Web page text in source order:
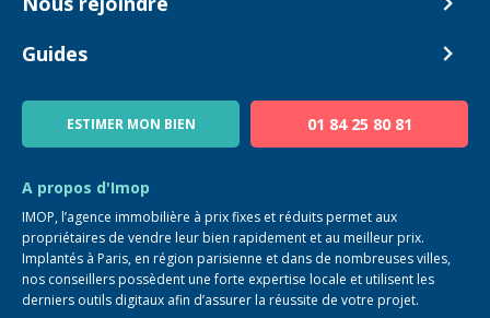
Devenir Conseiller
Guides
Blog
ESTIMER MON BIEN 01 84 25 80 81
A propos d'Imop
IMOP, l’agence immobilière à prix fixes et réduits permet aux
propriétaires de vendre leur bien rapidement et au meilleur prix.
Implantés à Paris, en région parisienne et dans de nombreuses villes,
nos conseillers possèdent une forte expertise locale et utilisent les
derniers outils digitaux afin d’assurer la réussite de votre projet.